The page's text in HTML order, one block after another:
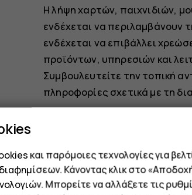
Η λήψη χαρτών, παιχνιδιών,
ενδέχεται να
ενδέχεται να επιβάλλει
προϊόντων, υπηρεσιών και
Συμβουλευτείτε την τοπική
πληροφορίες σχετικά με τη
Ορισμένες δυνατότητες,
από το δίκτυο και να
Όλες οι προδιαγραφές, οι
υπόκεινται σε αλλαγές χωρίς
και παρόμοιες τεχνολογίες για
Κάνοντας κλικ στο
Μπορείτε να αλλάξετε τις